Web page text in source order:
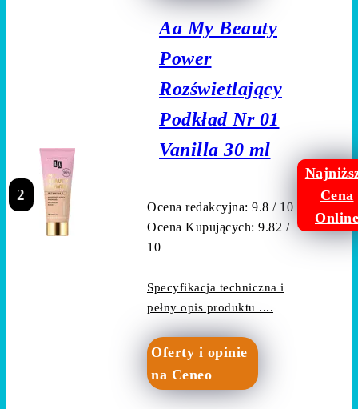
2
Aa My Beauty
Power
Rozświetlający
Podkład Nr 01
Vanilla 30 ml
Ocena redakcyjna: 9.8 / 10
Ocena Kupujących: 9.82 /
10
Specyfikacja techniczna i
pełny opis produktu ....
Oferty i opinie
na Ceneo
Cena
Online